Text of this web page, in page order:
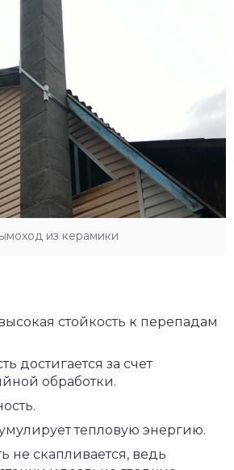
из керамики
стойкость к перепадам
достигается за счет
обработки.
тепловую энергию.
не скапливается, ведь